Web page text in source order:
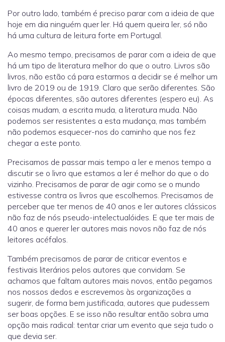
Por outro lado, também é preciso parar com a ideia de que
hoje em dia ninguém quer ler. Há quem queira ler, só não
há uma cultura de leitura forte em Portugal.
Ao mesmo tempo, precisamos de parar com a ideia de que
há um tipo de literatura melhor do que o outro. Livros são
livros, não estão cá para estarmos a decidir se é melhor um
livro de 2019 ou de 1919. Claro que serão diferentes. São
épocas diferentes, são autores diferentes (espero eu). As
coisas mudam, a escrita muda, a literatura muda. Não
podemos ser resistentes a esta mudança, mas também
não podemos esquecer-nos do caminho que nos fez
chegar a este ponto.
Precisamos de passar mais tempo a ler e menos tempo a
discutir se o livro que estamos a ler é melhor do que o do
vizinho. Precisamos de parar de agir como se o mundo
estivesse contra os livros que escolhemos. Precisamos de
perceber que ter menos de 40 anos e ler autores clássicos
não faz de nós pseudo-intelectualóides. E que ter mais de
40 anos e querer ler autores mais novos não faz de nós
leitores acéfalos.
Também precisamos de parar de criticar eventos e
festivais literários pelos autores que convidam. Se
achamos que faltam autores mais novos, então pegamos
nos nossos dedos e escrevemos às organizações a
sugerir, de forma bem justificada, autores que pudessem
ser boas opções. E se isso não resultar então sobra uma
opção mais radical: tentar criar um evento que seja tudo o
que devia ser.